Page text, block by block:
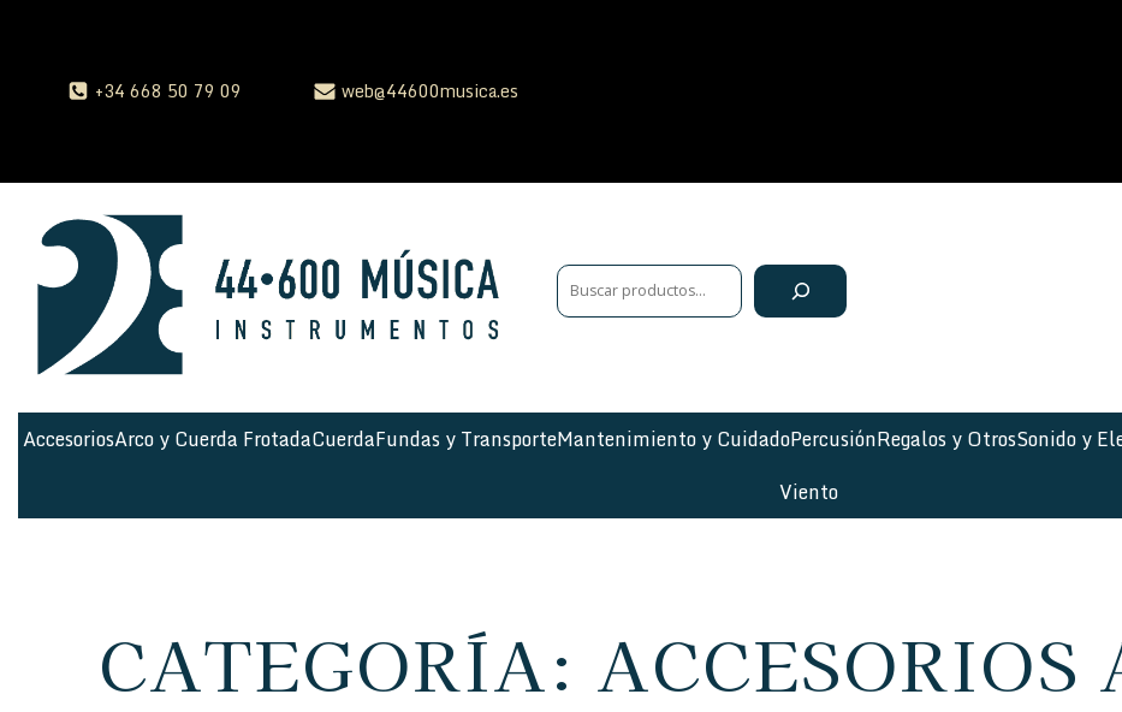
+34 668 50 79 09 web@44600musica.es
AccesoriosArco y Cuerda FrotadaCuerdaFundas y TransporteMantenimiento y CuidadoPercusiónRegalos y OtrosSonido y
Viento
CATEGORÍA: ACCESORIOS